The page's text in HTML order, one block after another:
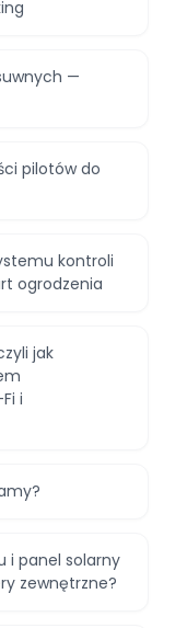
—
pilotów do
kontroli
ogrodzenia
jak
i
i panel solarny
zewnętrzne?